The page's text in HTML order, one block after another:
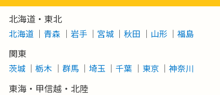
北海道・東北
北海道 青森 岩手 宮城 秋田 山形 福島
関東
茨城 栃木 群馬 埼玉 千葉 東京 神奈川
東海・甲信越・北陸